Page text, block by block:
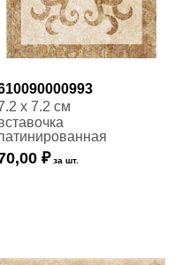
x 7.2 см
₽ за шт.